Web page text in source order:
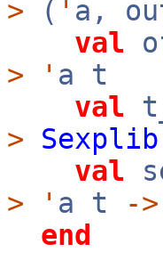
> ( ' a,
val
>
' a t
val
>
Sexplib
val
>
' a t ->
end